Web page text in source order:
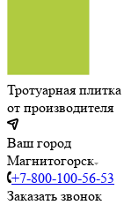
Тротуарная плитка
от производителя
Ваш город
Магнитогорск
+7-800-100-56-53
Заказать звонок